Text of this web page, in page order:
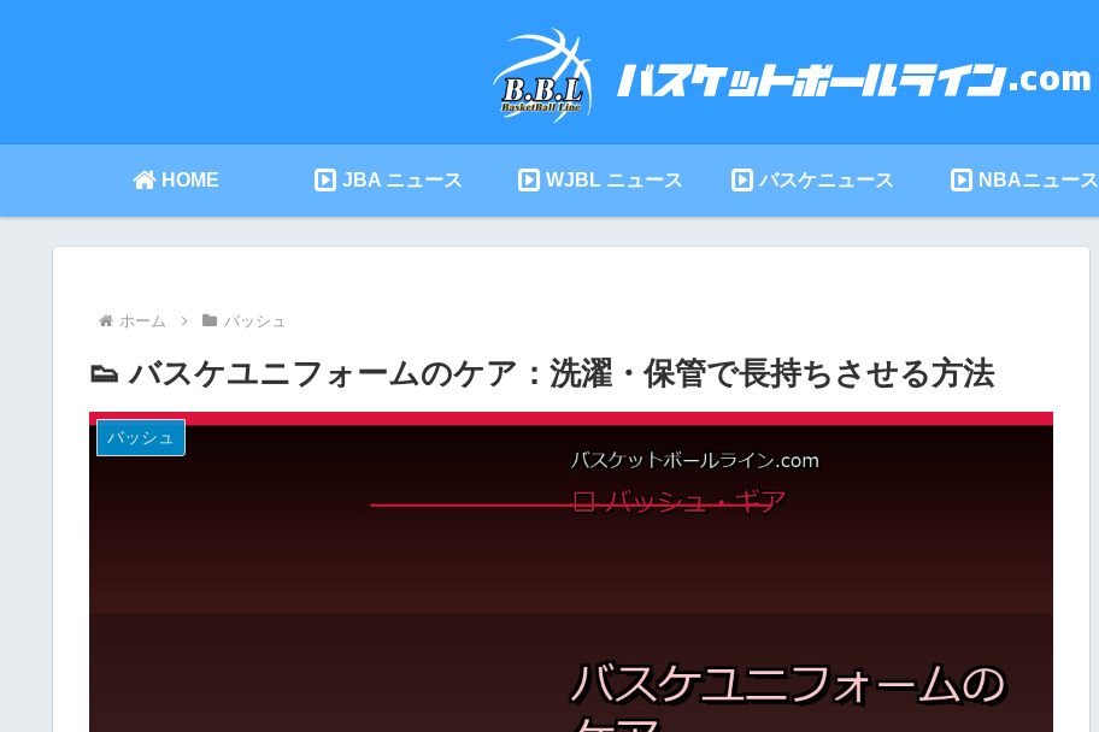
HOME JBA ニュース WJBL ニュース バスケニュース NBAニュース
ホーム バッシュ
👟 バスケユニフォームのケア：洗濯・保管で長持ちさせる方法
バッシュ